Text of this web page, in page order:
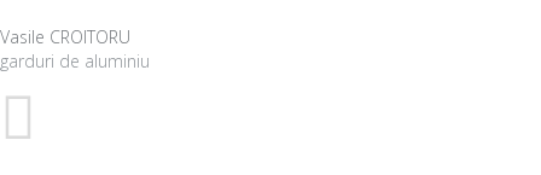
Vasile CROITORU
garduri de aluminiu